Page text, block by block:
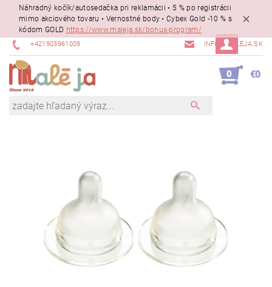
Náhradný kočík/autosedačka pri reklamácii • 5 % po registrácii
mimo akciového tovaru • Vernostné body • Cybex Gold -10 % s
kódom GOLD https://www.maleja.sk/bonus-program/
+421903961009 INFO@MALEJA.SK
0 €0